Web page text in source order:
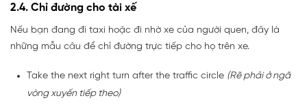
2.4. Chỉ đường cho tài xế
Nếu bạn đang đi taxi hoặc đi nhờ xe của người quen, đây là
những mẫu câu để chỉ đường trực tiếp cho họ trên xe.
Take the next right turn after the traffic circle (Rẽ phải ở ngã
vòng xuyến tiếp theo)